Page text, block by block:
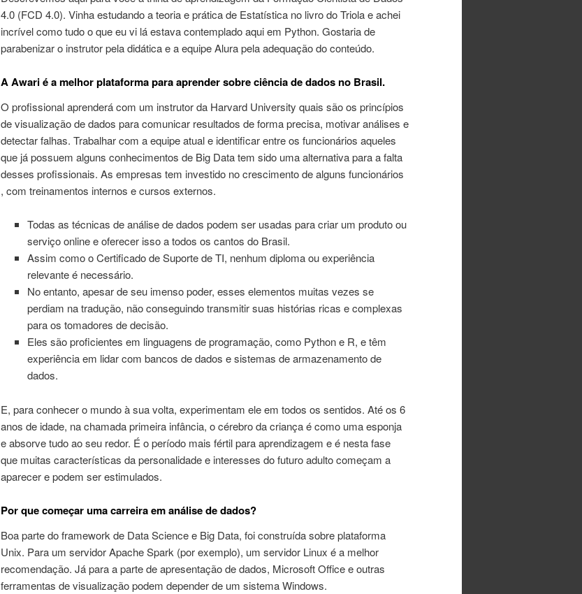
4.0 (FCD 4.0). Vinha estudando a teoria e prática de Estatística no livro do Triola e achei
incrível como tudo o que eu vi lá estava contemplado aqui em Python. Gostaria de
parabenizar o instrutor pela didática e a equipe Alura pela adequação do conteúdo.
A Awari é a melhor plataforma para aprender sobre ciência de dados no Brasil.
O profissional aprenderá com um instrutor da Harvard University quais são os princípios
de visualização de dados para comunicar resultados de forma precisa, motivar análises e
detectar falhas. Trabalhar com a equipe atual e identificar entre os funcionários aqueles
que já possuem alguns conhecimentos de Big Data tem sido uma alternativa para a falta
desses profissionais. As empresas tem investido no crescimento de alguns funcionários
, com treinamentos internos e cursos externos.
Todas as técnicas de análise de dados podem ser usadas para criar um produto ou
serviço online e oferecer isso a todos os cantos do Brasil.
Assim como o Certificado de Suporte de TI, nenhum diploma ou experiência
relevante é necessário.
No entanto, apesar de seu imenso poder, esses elementos muitas vezes se
perdiam na tradução, não conseguindo transmitir suas histórias ricas e complexas
para os tomadores de decisão.
Eles são proficientes em linguagens de programação, como Python e R, e têm
experiência em lidar com bancos de dados e sistemas de armazenamento de
dados.
E, para conhecer o mundo à sua volta, experimentam ele em todos os sentidos. Até os 6
anos de idade, na chamada primeira infância, o cérebro da criança é como uma esponja
e absorve tudo ao seu redor. É o período mais fértil para aprendizagem e é nesta fase
que muitas características da personalidade e interesses do futuro adulto começam a
aparecer e podem ser estimulados.
Por que começar uma carreira em análise de dados?
Boa parte do framework de Data Science e Big Data, foi construída sobre plataforma
Unix. Para um servidor Apache Spark (por exemplo), um servidor Linux é a melhor
recomendação. Já para a parte de apresentação de dados, Microsoft Office e outras
ferramentas de visualização podem depender de um sistema Windows.